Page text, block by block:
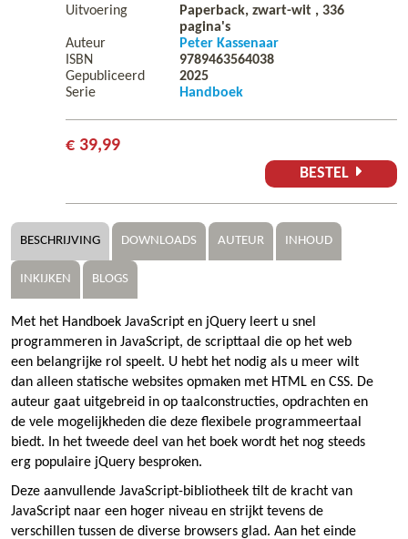
Uitvoering Paperback, zwart-wit , 336
pagina's
Auteur
Peter Kassenaar
ISBN
9789463564038
Gepubliceerd
2025
Serie
Handboek
€ 39,99
BESTEL
BESCHRIJVING DOWNLOADS AUTEUR INHOUD
INKIJKEN BLOGS
Met het Handboek JavaScript en jQuery leert u snel
programmeren in JavaScript, de scripttaal die op het web
een belangrijke rol speelt. U hebt het nodig als u meer wilt
dan alleen statische websites opmaken met HTML en CSS. De
auteur gaat uitgebreid in op taalconstructies, opdrachten en
de vele mogelijkheden die deze flexibele programmeertaal
biedt. In het tweede deel van het boek wordt het nog steeds
erg populaire jQuery besproken.
Deze aanvullende JavaScript-bibliotheek tilt de kracht van
JavaScript naar een hoger niveau en strijkt tevens de
verschillen tussen de diverse browsers glad. Aan het einde